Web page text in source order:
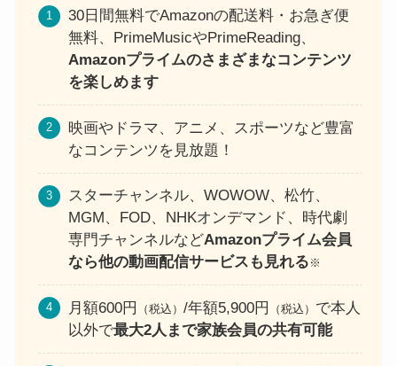
30日間無料でAmazonの配送料・お急ぎ便
無料、PrimeMusicやPrimeReading、
Amazonプライムのさまざまなコンテンツ
を楽しめます
映画やドラマ、アニメ、スポーツなど豊富
なコンテンツを見放題！
スターチャンネル、WOWOW、松竹、
MGM、FOD、NHKオンデマンド、時代劇
専門チャンネルなどAmazonプライム会員
なら他の動画配信サービスも見れる ※
月額600円 （税込）/年額5,900円 （税込） で本人
以外で最大2人まで家族会員の共有可能